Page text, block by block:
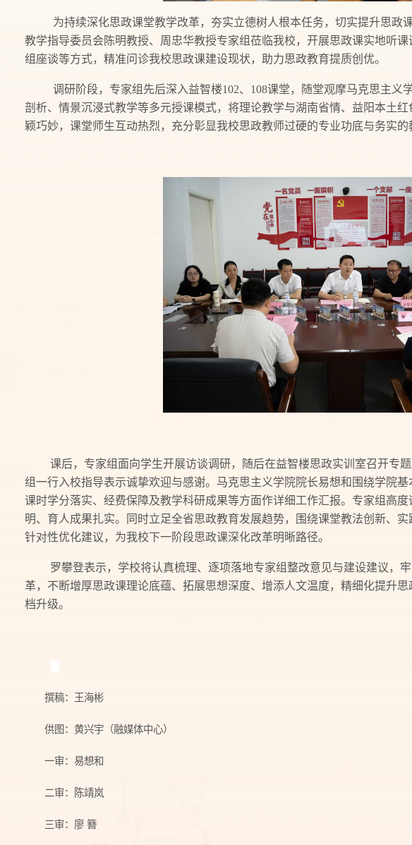
为持续深化思政课堂教学改革，夯实立德树人根本任务，切实提升思政
教学指导委员会陈明教授、周忠华教授专家组莅临我校，开展思政课实地听
组座谈等方式，精准问诊我校思政课建设现状，助力思政教育提质创优。
调研阶段，专家组先后深入益智楼102、108课堂，随堂观摩马克思主义
剖析、情景沉浸式教学等多元授课模式，将理论教学与湖南省情、益阳本土
颖巧妙，课堂师生互动热烈，充分彰显我校思政教师过硬的专业功底与务实的
课后，专家组面向学生开展访谈调研，随后在益智楼思政实训室召开专
组一行入校指导表示诚挚欢迎与感谢。马克思主义学院院长易想和围绕学院
课时学分落实、经费保障及教学科研成果等方面作详细工作汇报。专家组高
明、育人成果扎实。同时立足全省思政教育发展趋势，围绕课堂教法创新、
针对性优化建议，为我校下一阶段思政课深化改革明晰路径。
罗攀登表示，学校将认真梳理、逐项落地专家组整改意见与建设建议，
革，不断增厚思政课理论底蕴、拓展思想深度、增添人文温度，精细化提升
档升级。
撰稿：王海彬
供图：黄兴宇（融媒体中心）
一审：易想和
二审：陈靖岚
三审：廖 簪